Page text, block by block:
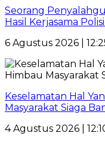
Seorang
Hasil Kerjasama
6 Agustus 2026 |
Keselamatan Hal
Masyarakat Siaga
4 Agustus 2026 |